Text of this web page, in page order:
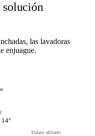
solución
las lavadoras
enjuague.
Enlace afiliado